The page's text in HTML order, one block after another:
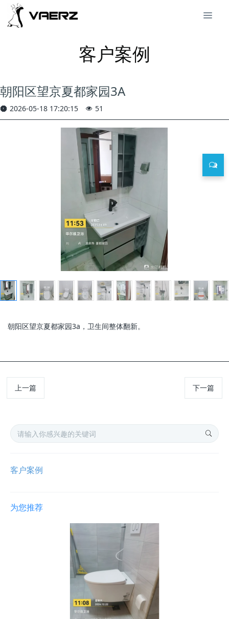
客户案例
朝阳区望京夏都家园3A
2026-05-18 17:20:15 51
朝阳区望京夏都家园3a，卫生间整体翻新。
上一篇 下一篇
客户案例
为您推荐